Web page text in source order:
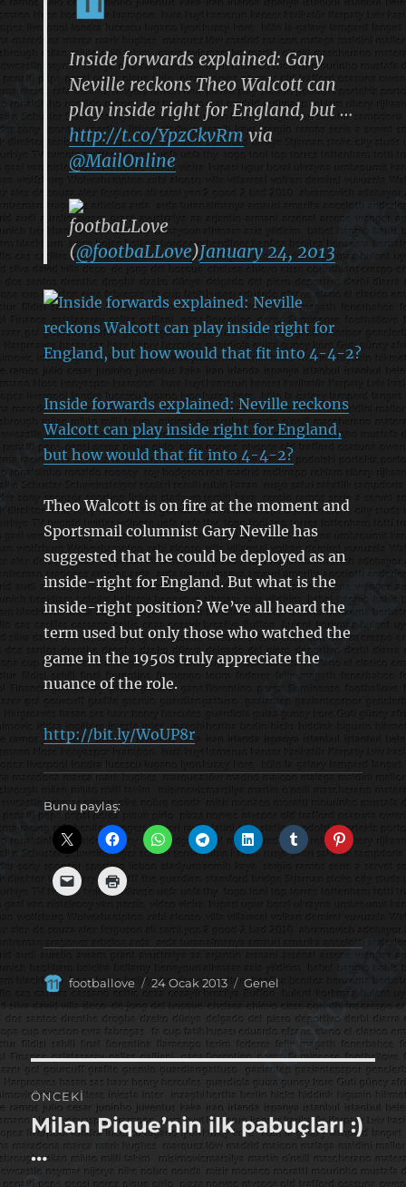
Inside forwards explained: Gary
Neville reckons Theo Walcott can
play inside right for England, but …
http://t.co/YpzCkvRm via
@MailOnline
footbaLLove
(@footbaLLove)January 24, 2013
Inside forwards explained: Neville reckons
Walcott can play inside right for England,
but how would that fit into 4-4-2?
Theo Walcott is on fire at the moment and
Sportsmail columnist Gary Neville has
suggested that he could be deployed as an
inside-right for England. But what is the
inside-right position? We’ve all heard the
term used but only those who watched the
game in the 1950s truly appreciate the
nuance of the role.
http://bit.ly/WoUP8r
Bunu paylaş:
Yazar
footballove
Yayın
tarihi
24 Ocak 2013 Kategoriler
Genel
Yazı
gezinmesi
ÖNCEKI
Önceki
yazı:
Milan Pique’nin ilk pabuçları :)
…